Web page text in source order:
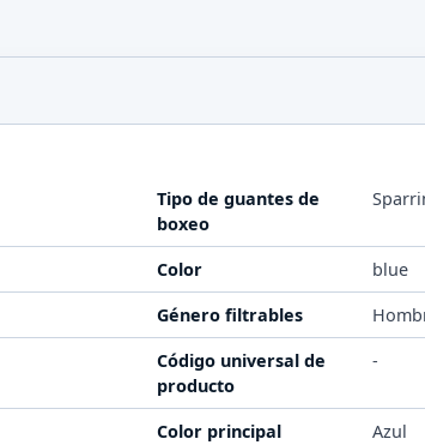
Tipo de guantes de
boxeo
Color
blue
Género filtrables
Código universal de
producto
-
Color principal
Azul